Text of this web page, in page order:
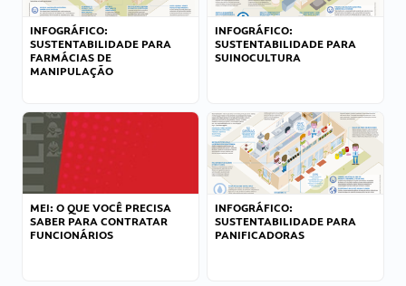
INFOGRÁFICO:
SUSTENTABILIDADE PARA
FARMÁCIAS DE
MANIPULAÇÃO
INFOGRÁFICO:
SUSTENTABILIDADE PARA
SUINOCULTURA
MEI: O QUE VOCÊ PRECISA
SABER PARA CONTRATAR
FUNCIONÁRIOS
INFOGRÁFICO:
SUSTENTABILIDADE PARA
PANIFICADORAS